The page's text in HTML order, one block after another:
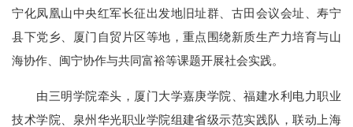
宁化凤凰山中央红军长征出发地旧址群、古田会议会址、寿宁
县下党乡、厦门自贸片区等地，重点围绕新质生产力培育与山
海协作、闽宁协作与共同富裕等课题开展社会实践。
由三明学院牵头，厦门大学嘉庚学院、福建水利电力职业
技术学院、泉州华光职业学院组建省级示范实践队，联动上海